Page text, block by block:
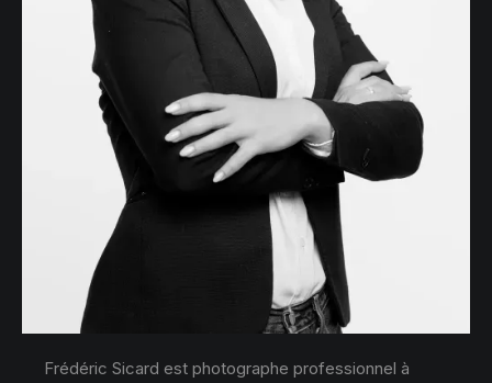
Frédéric Sicard est photographe professionnel à